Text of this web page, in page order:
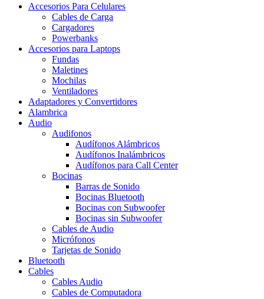
Accesorios Para Celulares
Cables de Carga
Cargadores
Powerbanks
Accesorios para Laptops
Fundas
Maletines
Mochilas
Ventiladores
Adaptadores y Convertidores
Alambrica
Audio
Audifonos
Audífonos Alámbricos
Audífonos Inalámbricos
Audífonos para Call Center
Bocinas
Barras de Sonido
Bocinas Bluetooth
Bocinas con Subwoofer
Bocinas sin Subwoofer
Cables de Audio
Micrófonos
Tarjetas de Sonido
Bluetooth
Cables
Cables Audio
Cables de Computadora